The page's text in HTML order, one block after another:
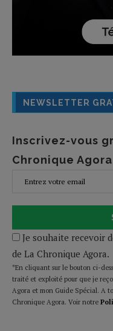
NEWSLETTER
Inscrivez-vous
Chronique Agora
Je souhaite recevoir
de La Chronique Agora.
*En cliquant sur le bouton ci-
traité et exploité pour que je
Agora et mon Guide Spécial. A
Chronique Agora. Voir notre